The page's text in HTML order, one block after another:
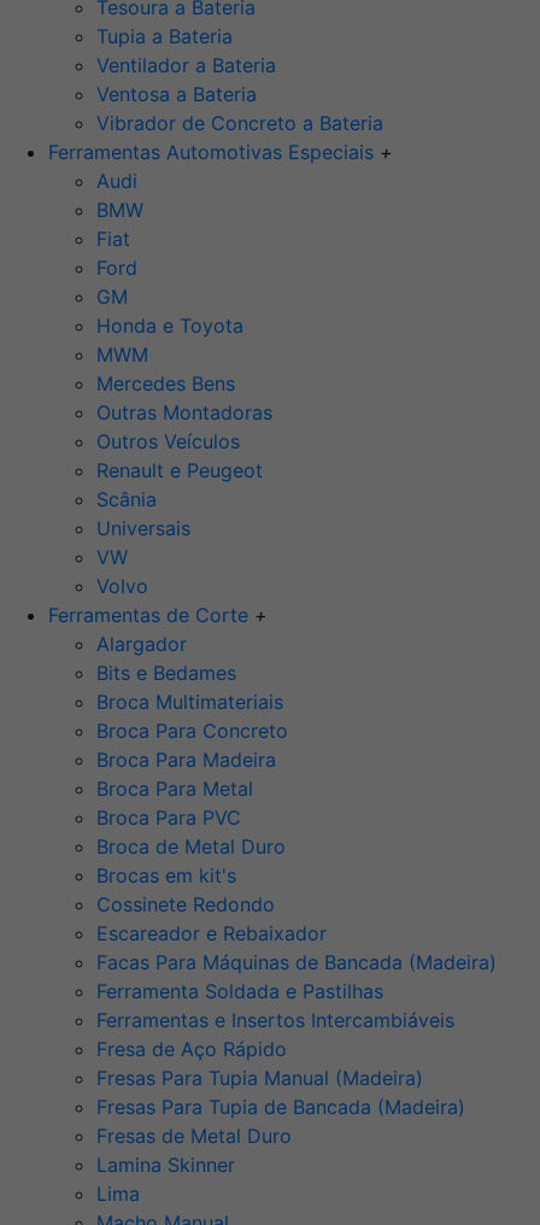
Tesoura a Bateria
Tupia a Bateria
Ventilador a Bateria
Ventosa a Bateria
Vibrador de Concreto a Bateria
Ferramentas Automotivas Especiais +
Audi
BMW
Fiat
Ford
GM
Honda e Toyota
MWM
Mercedes Bens
Outras Montadoras
Outros Veículos
Renault e Peugeot
Scânia
Universais
VW
Volvo
Ferramentas de Corte +
Alargador
Bits e Bedames
Broca Multimateriais
Broca Para Concreto
Broca Para Madeira
Broca Para Metal
Broca Para PVC
Broca de Metal Duro
Brocas em kit's
Cossinete Redondo
Escareador e Rebaixador
Facas Para Máquinas de Bancada (Madeira)
Ferramenta Soldada e Pastilhas
Ferramentas e Insertos Intercambiáveis
Fresa de Aço Rápido
Fresas Para Tupia Manual (Madeira)
Fresas Para Tupia de Bancada (Madeira)
Fresas de Metal Duro
Lamina Skinner
Lima